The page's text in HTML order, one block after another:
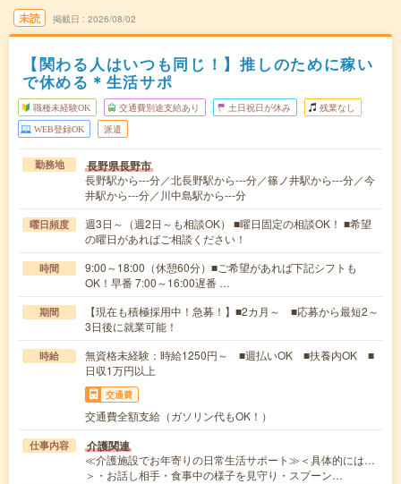
未読 掲載日 2026/08/02
【関わる人はいつも同じ！】推しのために稼い
で休める＊生活サポ
職種未経験OK 交通費別途支給あり 土日祝日が休み 残業なし
WEB登録OK 派遣
勤務地 長野県長野市
長野駅から---分／北長野駅から---分／篠ノ井駅から---分／今
井駅から---分／川中島駅から---分
曜日頻度
週3日～（週2日～も相談OK） ■曜日固定の相談OK！ ■希望
の曜日があればご相談ください！
時間
9:00～18:00（休憩60分）■ご希望があれば下記シフトも
OK！早番 7:00～16:00遅番 …
期間
【現在も積極採用中！急募！】■2カ月～ ■応募から最短2～
3日後に就業可能！
時給
無資格未経験：時給1250円～ ■週払いOK ■扶養内OK ■
日収1万円以上
交通費
交通費全額支給（ガソリン代もOK！）
仕事内容 介護関連
≪介護施設でお年寄りの日常生活サポート≫＜具体的には…
＞・お話し相手・食事中の様子を見守り・スプーン…